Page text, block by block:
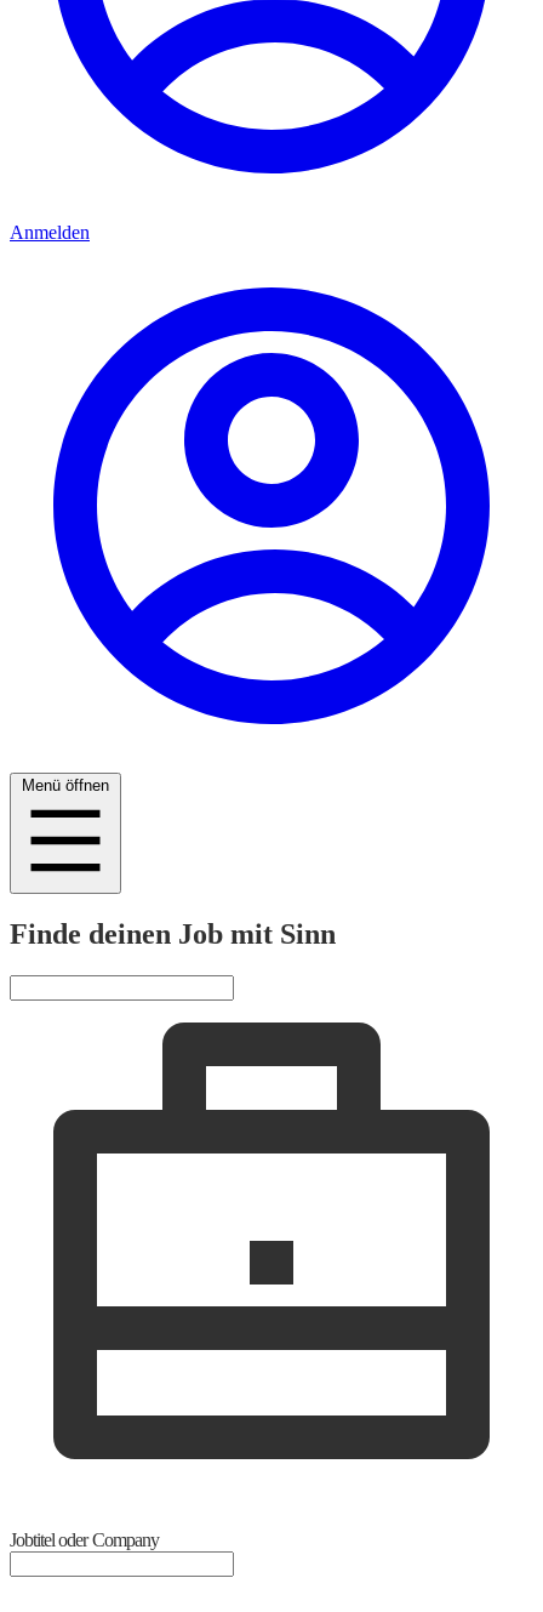
Anmelden
Menü öffnen
Finde deinen Job mit Sinn
Jobtitel oder Company